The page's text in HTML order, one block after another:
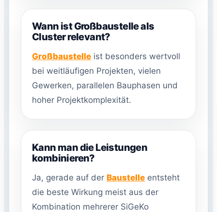
Wann ist Großbaustelle als
Cluster relevant?
Großbaustelle ist besonders wertvoll
bei weitläufigen Projekten, vielen
Gewerken, parallelen Bauphasen und
hoher Projektkomplexität.
Kann man die Leistungen
kombinieren?
Ja, gerade auf der Baustelle entsteht
die beste Wirkung meist aus der
Kombination mehrerer SiGeKo